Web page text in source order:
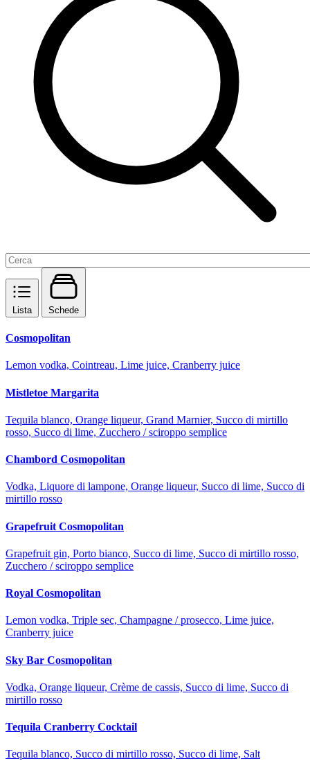
Lista Schede
Cosmopolitan
Lemon vodka, Cointreau, Lime juice, Cranberry juice
Mistletoe Margarita
Tequila blanco, Orange liqueur, Grand Marnier, Succo di mirtillo
rosso, Succo di lime, Zucchero / sciroppo semplice
Chambord Cosmopolitan
Vodka, Liquore di lampone, Orange liqueur, Succo di lime, Succo di
mirtillo rosso
Grapefruit Cosmopolitan
Grapefruit gin, Porto bianco, Succo di lime, Succo di mirtillo rosso,
Zucchero / sciroppo semplice
Royal Cosmopolitan
Lemon vodka, Triple sec, Champagne / prosecco, Lime juice,
Cranberry juice
Sky Bar Cosmopolitan
Vodka, Orange liqueur, Crème de cassis, Succo di lime, Succo di
mirtillo rosso
Tequila Cranberry Cocktail
Tequila blanco, Succo di mirtillo rosso, Succo di lime, Salt